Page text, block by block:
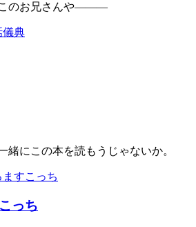
のお兄さんや―――
にこの本を読もうじゃないか。
っち